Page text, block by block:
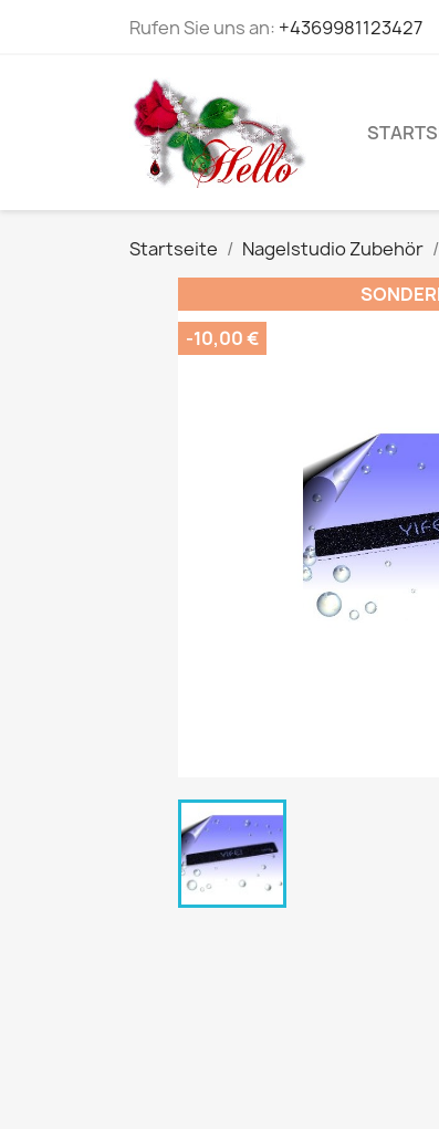
Rufen Sie uns an: +4369981123427
Startseite Nagelstudio Zubehör
-10,00 €